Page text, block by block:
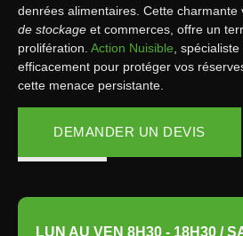
denrées alimentaires. Cette charmante
de stockage et commerces, offre un
prolifération. Action Nuisible ,
efficacement pour protéger vos
cette menace persistante.
DEMANDER UN DEVIS
LUN AU VEN 8H30 - 18H30 /